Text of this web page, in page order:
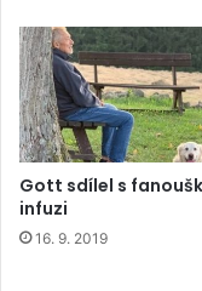
Gott sdílel s
infuzi
16. 9. 2019